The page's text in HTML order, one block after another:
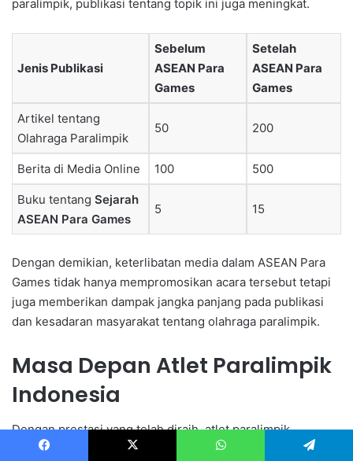
paralimpik, publikasi tentang topik ini juga meningkat.
Jenis Publikasi
Sebelum
ASEAN Para
Games
Setelah
ASEAN Para
Games
Artikel tentang
Olahraga Paralimpik
50 200
Berita di Media Online 100 500
Buku tentang Sejarah
ASEAN Para Games
5 15
Dengan demikian, keterlibatan media dalam ASEAN Para
Games tidak hanya mempromosikan acara tersebut tetapi
juga memberikan dampak jangka panjang pada publikasi
dan kesadaran masyarakat tentang olahraga paralimpik.
Masa Depan Atlet Paralimpik
Indonesia
Dengan prestasi yang telah diraih, atlet paralimpik
Indonesia kini menatap masa depan yang lebih cerah.